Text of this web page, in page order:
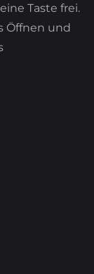
Taste frei.
Öffnen und